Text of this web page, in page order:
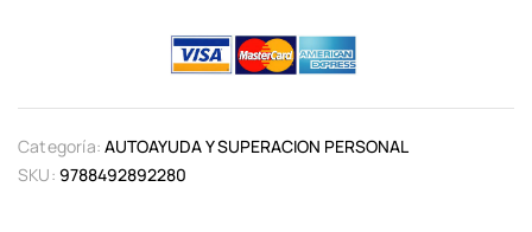
Categoría: AUTOAYUDA Y SUPERACION PERSONAL
SKU: 9788492892280